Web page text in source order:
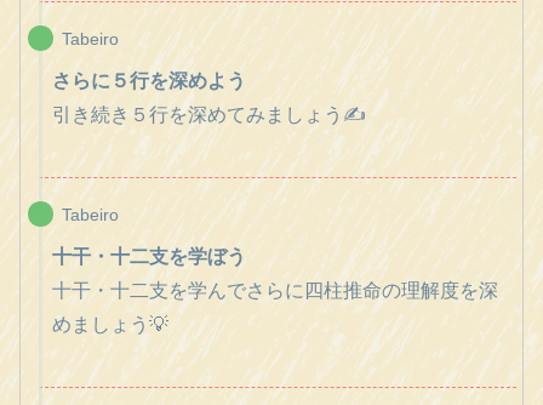
Tabeiro
さらに５行を深めよう
引き続き５行を深めてみましょう✍️
Tabeiro
十干・十二支を学ぼう
十干・十二支を学んでさらに四柱推命の理解度を深
めましょう💡